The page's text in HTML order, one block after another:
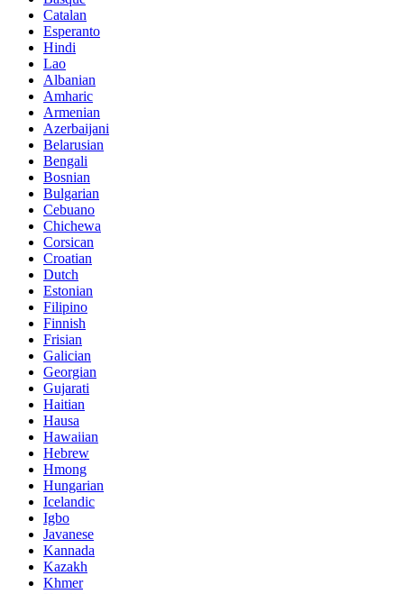
Catalan
Esperanto
Hindi
Lao
Albanian
Amharic
Armenian
Azerbaijani
Belarusian
Bengali
Bosnian
Bulgarian
Cebuano
Chichewa
Corsican
Croatian
Dutch
Estonian
Filipino
Finnish
Frisian
Galician
Georgian
Gujarati
Haitian
Hausa
Hawaiian
Hebrew
Hmong
Hungarian
Icelandic
Igbo
Javanese
Kannada
Kazakh
Khmer